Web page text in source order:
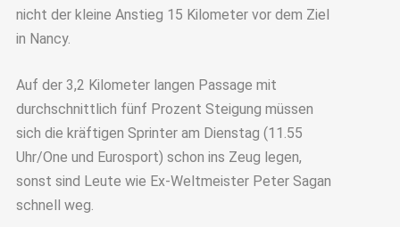
nicht der kleine Anstieg 15 Kilometer vor dem Ziel
in Nancy.
Auf der 3,2 Kilometer langen Passage mit
durchschnittlich fünf Prozent Steigung müssen
sich die kräftigen Sprinter am Dienstag (11.55
Uhr/One und Eurosport) schon ins Zeug legen,
sonst sind Leute wie Ex-Weltmeister Peter Sagan
schnell weg.